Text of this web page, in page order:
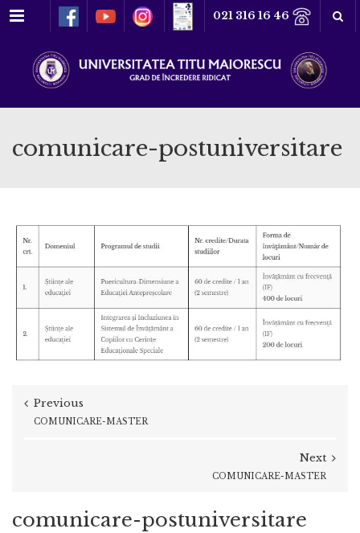
Meniu 021 316 16 46
comunicare-postuniversitare
Previous
COMUNICARE-MASTER
Next
COMUNICARE-MASTER
comunicare-postuniversitare